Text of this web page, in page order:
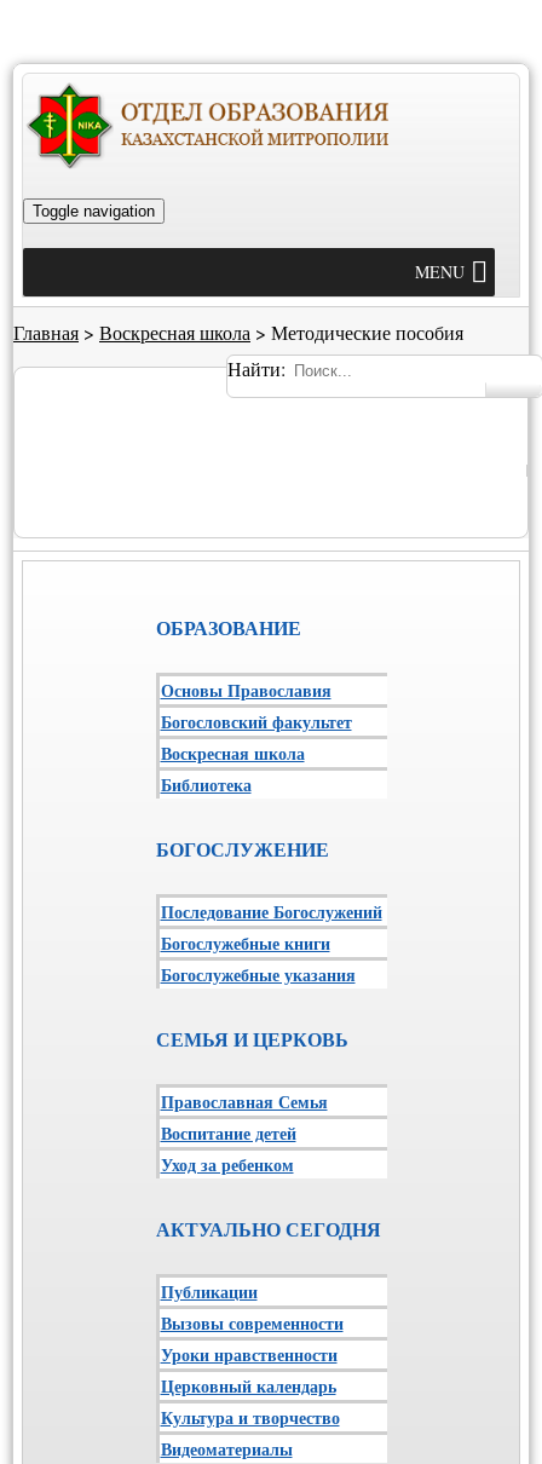
Toggle navigation
MENU
Главная > Воскресная школа > Методические пособия
Найти:
ОБРАЗОВАНИЕ
Основы Православия
Богословский факультет
Воскресная школа
Библиотека
БОГОСЛУЖЕНИЕ
Последование Богослужений
Богослужебные книги
Богослужебные указания
СЕМЬЯ И ЦЕРКОВЬ
Православная Семья
Воспитание детей
Уход за ребенком
АКТУАЛЬНО СЕГОДНЯ
Публикации
Вызовы современности
Уроки нравственности
Церковный календарь
Культура и творчество
Видеоматериалы